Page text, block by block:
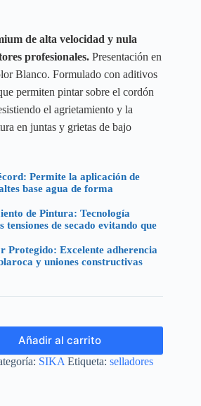
de alta velocidad y nula
profesionales. Presentación en
Blanco. Formulado con aditivos
permiten pintar sobre el cordón
el agrietamiento y la
en juntas y grietas de bajo
Permite la aplicación de
base agua de forma
de Pintura: Tecnología
tensiones de secado evitando que
Excelente adherencia
y uniones constructivas
Añadir al carrito
SIKA Etiqueta: selladores